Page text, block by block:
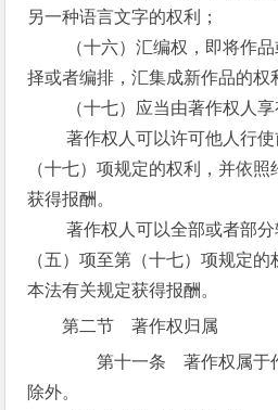
另一种语言文字的权利；
（十六）汇编权，即将作品
择或者编排，汇集成新作品的权
（十七）应当由著作权人享
著作权人可以许可他人行使
（十七）项规定的权利，并依
获得报酬。
著作权人可以全部或者部分
（五）项至第（十七）项规定
本法有关规定获得报酬。
第二节 著作权归属
第十一条 著作权属于作
除外。